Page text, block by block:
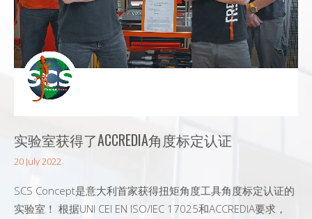
实验室获得了ACCREDIA角度标定认证
20 July 2022
SCS Concept是意大利首家获得扭矩角度工具角度标定认证的
实验室！ 根据UNI CEI EN ISO/IEC 17025和ACCREDIA要求，